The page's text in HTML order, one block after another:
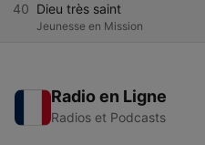
40 Dieu très saint
Jeunesse en Mission
Radio en Ligne
Radios et Podcasts